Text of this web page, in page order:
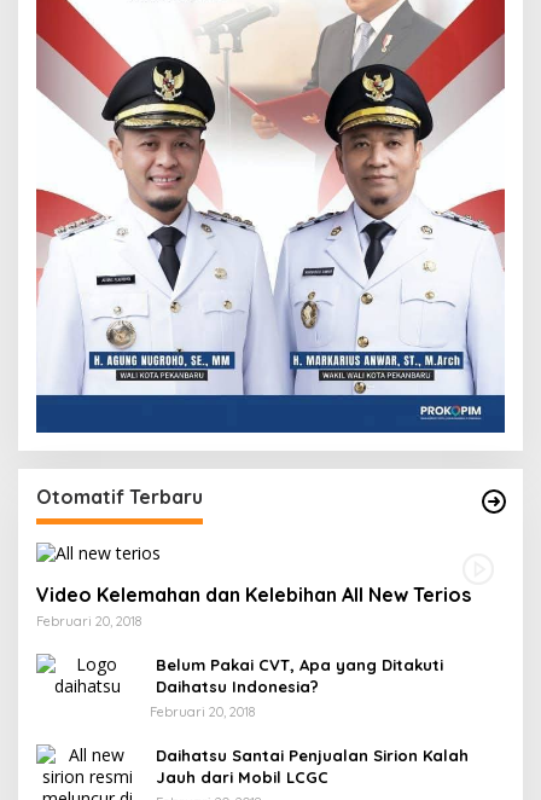
Otomatif Terbaru
Video Kelemahan dan Kelebihan All New Terios
Februari 20, 2018
Belum Pakai CVT, Apa yang Ditakuti
Daihatsu Indonesia?
Februari 20, 2018
Daihatsu Santai Penjualan Sirion Kalah
Jauh dari Mobil LCGC